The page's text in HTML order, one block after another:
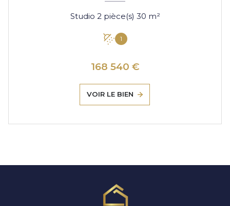
Studio 2 pièce(s) 30 m²
1
168 540 €
VOIR LE BIEN